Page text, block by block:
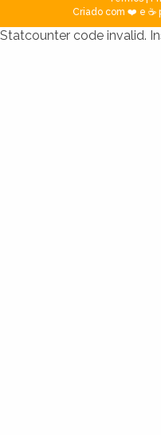
Criado com ❤️ e ☕
Statcounter code invalid.